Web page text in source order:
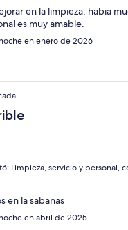
en la limpieza, habia
es muy amable.
en enero de 2026
Limpieza, servicio y personal,
en la sabanas
en abril de 2025